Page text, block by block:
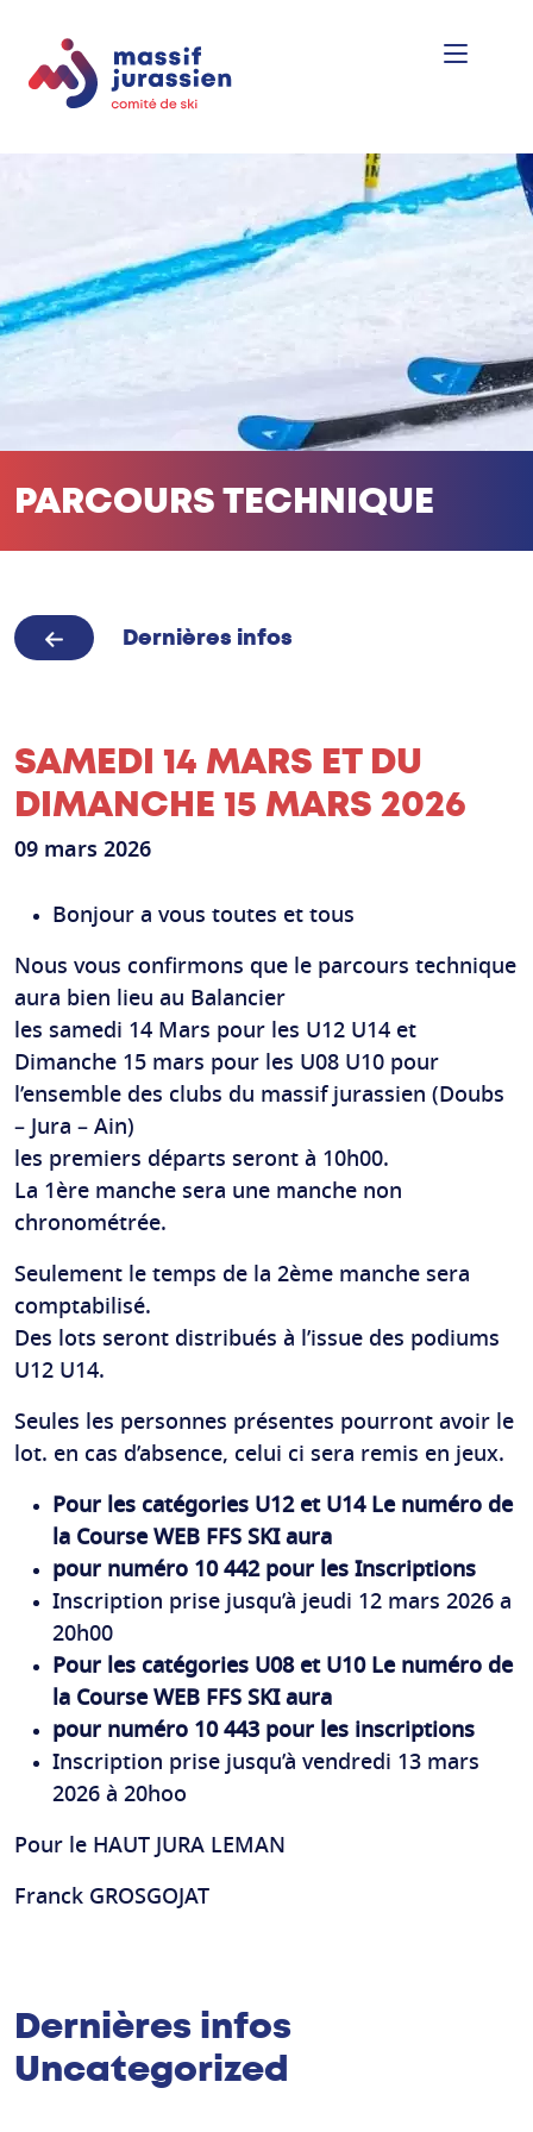
PARCOURS TECHNIQUE
Dernières infos
SAMEDI 14 MARS ET DU
DIMANCHE 15 MARS 2026
09 mars 2026
Bonjour a vous toutes et tous
Nous vous confirmons que le parcours technique
aura bien lieu au Balancier
les samedi 14 Mars pour les U12 U14 et
Dimanche 15 mars pour les U08 U10 pour
l’ensemble des clubs du massif jurassien (Doubs
– Jura – Ain)
les premiers départs seront à 10h00.
La 1ère manche sera une manche non
chronométrée.
Seulement le temps de la 2ème manche sera
comptabilisé.
Des lots seront distribués à l’issue des podiums
U12 U14.
Seules les personnes présentes pourront avoir le
lot. en cas d’absence, celui ci sera remis en jeux.
Pour les catégories U12 et U14 Le numéro de
la Course WEB FFS SKI aura
pour numéro 10 442 pour les Inscriptions
Inscription prise jusqu’à jeudi 12 mars 2026 a
20h00
Pour les catégories U08 et U10 Le numéro de
la Course WEB FFS SKI aura
pour numéro 10 443 pour les inscriptions
Inscription prise jusqu’à vendredi 13 mars
2026 à 20hoo
Pour le HAUT JURA LEMAN
Franck GROSGOJAT
Dernières infos
Uncategorized